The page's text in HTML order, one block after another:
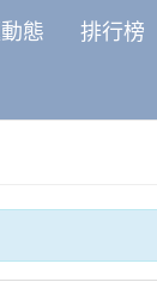
態 排行榜